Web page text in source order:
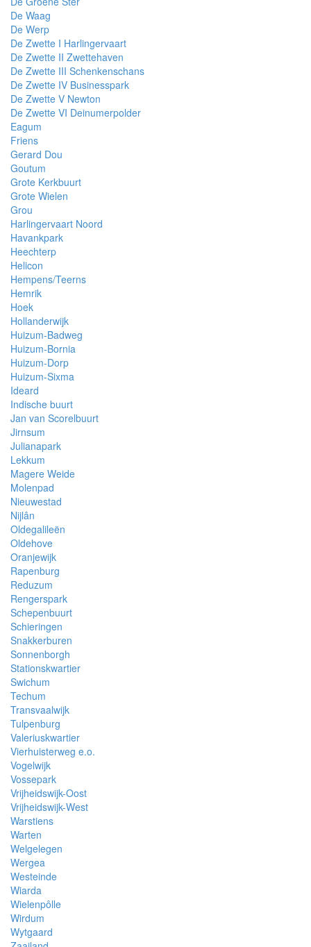
De Waag
De Werp
De Zwette I Harlingervaart
De Zwette II Zwettehaven
De Zwette III Schenkenschans
De Zwette IV Businesspark
De Zwette V Newton
De Zwette VI Deinumerpolder
Eagum
Friens
Gerard Dou
Goutum
Grote Kerkbuurt
Grote Wielen
Grou
Harlingervaart Noord
Havankpark
Heechterp
Helicon
Hempens/Teerns
Hemrik
Hoek
Hollanderwijk
Huizum-Badweg
Huizum-Bornia
Huizum-Dorp
Huizum-Sixma
Ideard
Indische buurt
Jan van Scorelbuurt
Jirnsum
Julianapark
Lekkum
Magere Weide
Molenpad
Nieuwestad
Nijlân
Oldegalileën
Oldehove
Oranjewijk
Rapenburg
Reduzum
Rengerspark
Schepenbuurt
Schieringen
Snakkerburen
Sonnenborgh
Stationskwartier
Swichum
Techum
Transvaalwijk
Tulpenburg
Valeriuskwartier
Vierhuisterweg e.o.
Vogelwijk
Vossepark
Vrijheidswijk-Oost
Vrijheidswijk-West
Warstiens
Warten
Welgelegen
Wergea
Westeinde
Wiarda
Wielenpôlle
Wirdum
Wytgaard